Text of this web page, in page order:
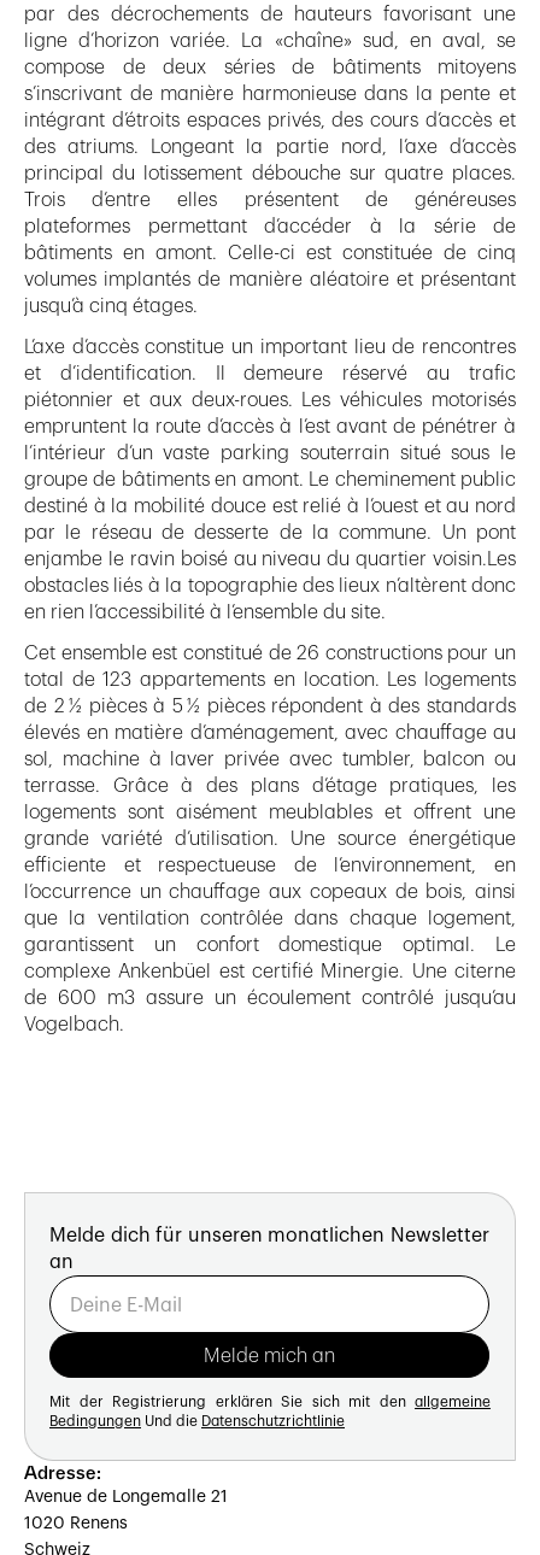
par des décrochements de hauteurs favorisant une
ligne d’horizon variée. La «chaîne» sud, en aval, se
compose de deux séries de bâtiments mitoyens
s’inscrivant de manière harmonieuse dans la pente et
intégrant d’étroits espaces privés, des cours d’accès et
des atriums. Longeant la partie nord, l’axe d’accès
principal du lotissement débouche sur quatre places.
Trois d’entre elles présentent de généreuses
plateformes permettant d’accéder à la série de
bâtiments en amont. Celle-ci est constituée de cinq
volumes implantés de manière aléatoire et présentant
jusqu’à cinq étages.
L’axe d’accès constitue un important lieu de rencontres
et d’identification. Il demeure réservé au trafic
piétonnier et aux deux-roues. Les véhicules motorisés
empruntent la route d’accès à l’est avant de pénétrer à
l’intérieur d’un vaste parking souterrain situé sous le
groupe de bâtiments en amont. Le cheminement public
destiné à la mobilité douce est relié à l’ouest et au nord
par le réseau de desserte de la commune. Un pont
enjambe le ravin boisé au niveau du quartier voisin.Les
obstacles liés à la topographie des lieux n’altèrent donc
en rien l’accessibilité à l’ensemble du site.
Cet ensemble est constitué de 26 constructions pour un
total de 123 appartements en location. Les logements
de 2 ½ pièces à 5 ½ pièces répondent à des standards
élevés en matière d’aménagement, avec chauffage au
sol, machine à laver privée avec tumbler, balcon ou
terrasse. Grâce à des plans d’étage pratiques, les
logements sont aisément meublables et offrent une
grande variété d’utilisation. Une source énergétique
efficiente et respectueuse de l’environnement, en
l’occurrence un chauffage aux copeaux de bois, ainsi
que la ventilation contrôlée dans chaque logement,
garantissent un confort domestique optimal. Le
complexe Ankenbüel est certifié Minergie. Une citerne
de 600 m3 assure un écoulement contrôlé jusqu’au
Vogelbach.
Melde dich für unseren monatlichen Newsletter
an
Mit der Registrierung erklären Sie sich mit den allgemeine
Bedingungen Und die Datenschutzrichtlinie
Adresse:
Avenue de Longemalle 21
1020 Renens
Schweiz